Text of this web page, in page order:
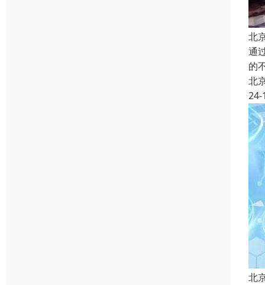
北
通
的
北
24-
北